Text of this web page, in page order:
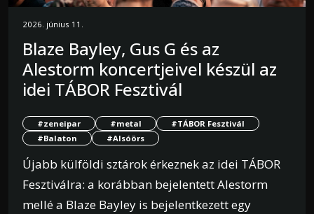
2026. június 11.
Blaze Bayley, Gus G és az
Alestorm koncertjeivel készül az
idei TÁBOR Fesztivál
#zeneipar #metal
#TÁBOR Fesztivál
#Balaton
#Alsóörs
Újabb külföldi sztárok érkeznek az idei TÁBOR
Fesztiválra: a korábban bejelentett Alestorm
mellé a Blaze Bayley is bejelentkezett egy